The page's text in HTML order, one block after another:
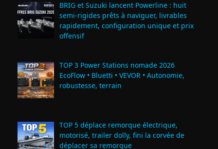
BRIG et Suzuki lancent Powerline : huit
semi‑rigides prêts à naviguer, livrables
rapidement, configuration unique et prix
offensif
TOP 3 Power Stations nomade 2026
EcoFlow • Bluetti • VEVOR • Autonomie,
robustesse, terrain
TOP 5 déplace remorque électrique,
motorisé, trailer dolly, fini la corvée de
déplacer sa remorque